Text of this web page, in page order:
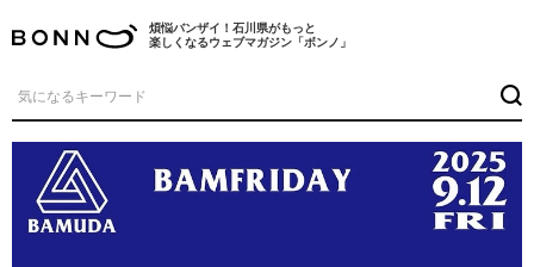
煩悩バンザイ！石川県がもっと
楽しくなるウェブマガジン「ボンノ」